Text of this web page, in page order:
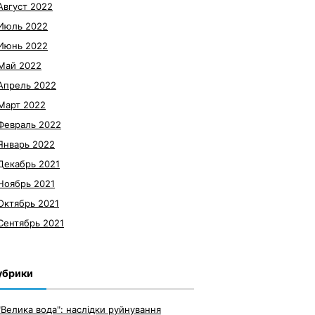
2022
2022
2022
2022
2022
2022
2022
2022
2021
2021
2021
2021
вода": наслідки руйнування